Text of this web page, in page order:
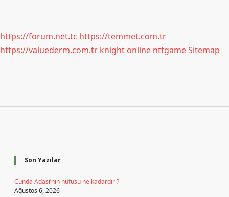
https://forum.net.tc https://temmet.com.tr
https://valuederm.com.tr knight online nttgameSitemap
Son Yazılar
Cunda Adası’nın nüfusu ne kadardır ?
Ağustos 6, 2026